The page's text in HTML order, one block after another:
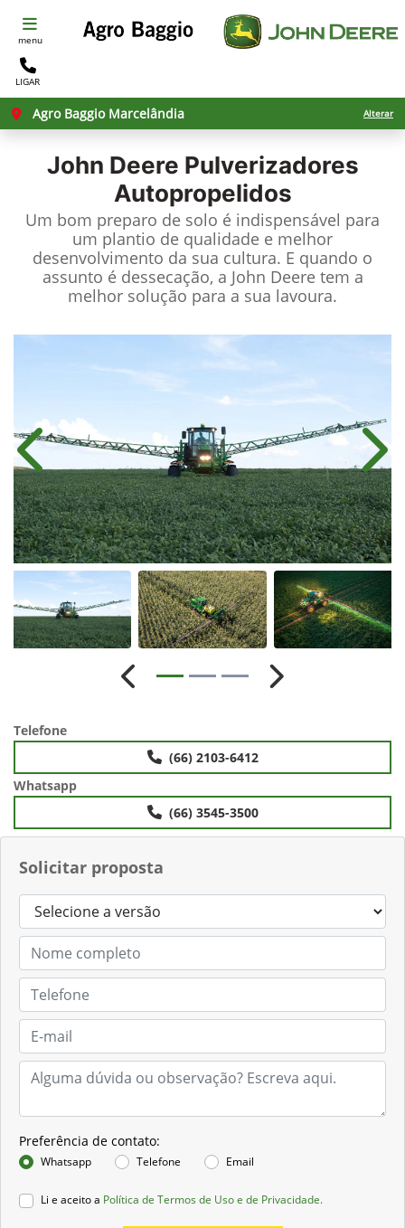
menu
LIGAR
Agro Baggio Marcelândia Alterar
John Deere Pulverizadores
Autopropelidos
Um bom preparo de solo é indispensável para
um plantio de qualidade e melhor
desenvolvimento da sua cultura. E quando o
assunto é dessecação, a John Deere tem a
melhor solução para a sua lavoura.
Solicitar proposta
Preferência de contato:
Whatsapp Telefone Email
Li e aceito a Política de Termos de Uso e de Privacidade.
Anterior
Anterior Próximo
Telefone
(66) 2103-6412
Whatsapp
(66) 3545-3500